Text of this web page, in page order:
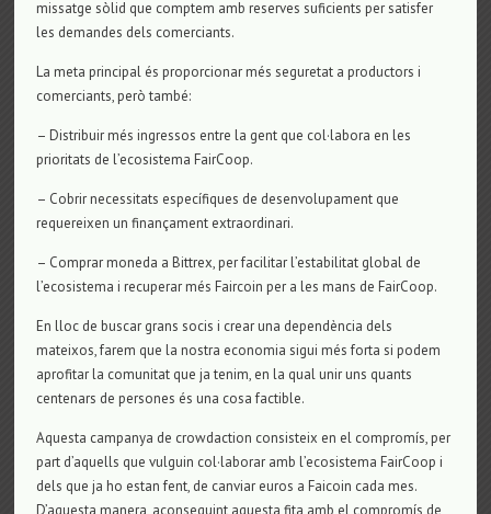
missatge sòlid que comptem amb reserves suficients per satisfer
les demandes dels comerciants.
La meta principal és proporcionar més seguretat a productors i
comerciants, però també:
– Distribuir més ingressos entre la gent que col·labora en les
prioritats de l’ecosistema FairCoop.
– Cobrir necessitats específiques de desenvolupament que
requereixen un finançament extraordinari.
– Comprar moneda a Bittrex, per facilitar l’estabilitat global de
l’ecosistema i recuperar més Faircoin per a les mans de FairCoop.
En lloc de buscar grans socis i crear una dependència dels
mateixos, farem que la nostra economia sigui més forta si podem
aprofitar la comunitat que ja tenim, en la qual unir uns quants
centenars de persones és una cosa factible.
Aquesta campanya de crowdaction consisteix en el compromís, per
part d’aquells que vulguin col·laborar amb l’ecosistema FairCoop i
dels que ja ho estan fent, de canviar euros a Faicoin cada mes.
D’aquesta manera, aconseguint aquesta fita amb el compromís de